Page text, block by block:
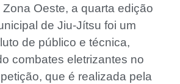
Oeste, a quarta edição
de Jiu-Jítsu foi um
de público e técnica,
combates eletrizantes no
que é realizada pela